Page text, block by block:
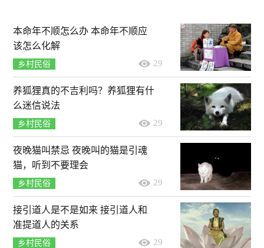
本命年不顺怎么办 本命年不顺应
该怎么化解
乡村民俗 29
养狐狸真的不吉利吗？养狐狸有什
么迷信说法
乡村民俗 29
夜晚猫叫禁忌 夜晚叫的猫是引魂
猫，听到不要理会
乡村民俗 29
接引道人是不是如来 接引道人和
准提道人的关系
乡村民俗 29